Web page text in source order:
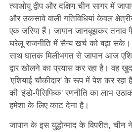
त्याओयू द्वीप और दक्षिण चीन सागर में
और उकसावे वाली गतिविधियां केवल
एक जरिया हैं। जापान जानबूझकर तनाव
घरेलू राजनीति में सैन्य खर्च को बढ़ा
साथ घातक मिलीभगत से जापान आज
द्वार खोलने का प्रयास कर रहा है। वह
'एशियाई चौकीदार' के रूप में पेश कर रहा
की 'इंडो-पैसिफिक' रणनीति का लाभ
हमेशा के लिए काट देना है।
जापान के इस युद्धोन्माद के विपरीत, चीन